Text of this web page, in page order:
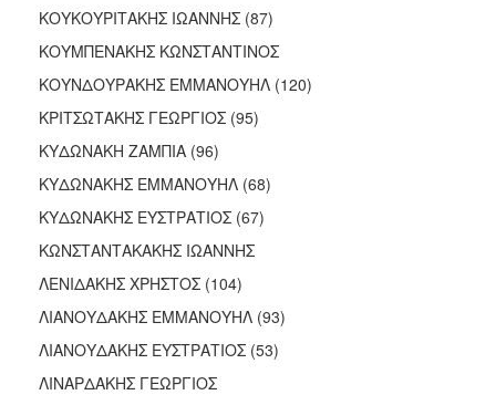
ΚΟΥΚΟΥΡΙΤΑΚΗΣ ΙΩΑΝΝΗΣ (87)
ΚΟΥΜΠΕΝΑΚΗΣ ΚΩΝΣΤΑΝΤΙΝΟΣ
ΚΟΥΝΔΟΥΡΑΚΗΣ ΕΜΜΑΝΟΥΗΛ (120)
ΚΡΙΤΣΩΤΑΚΗΣ ΓΕΩΡΓΙΟΣ (95)
ΚΥΔΩΝΑΚΗ ΖΑΜΠΙΑ (96)
ΚΥΔΩΝΑΚΗΣ ΕΜΜΑΝΟΥΗΛ (68)
ΚΥΔΩΝΑΚΗΣ ΕΥΣΤΡΑΤΙΟΣ (67)
ΚΩΝΣΤΑΝΤΑΚΑΚΗΣ ΙΩΑΝΝΗΣ
ΛΕΝΙΔΑΚΗΣ ΧΡΗΣΤΟΣ (104)
ΛΙΑΝΟΥΔΑΚΗΣ ΕΜΜΑΝΟΥΗΛ (93)
ΛΙΑΝΟΥΔΑΚΗΣ ΕΥΣΤΡΑΤΙΟΣ (53)
ΛΙΝΑΡΔΑΚΗΣ ΓΕΩΡΓΙΟΣ